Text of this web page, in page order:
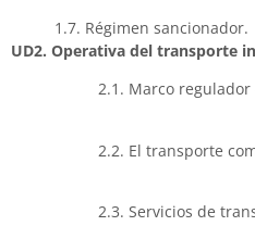
1.7. Régimen sancionador.
UD2. Operativa del transporte
2.1. Marco
2.2. El transporte
2.3. Servicios de